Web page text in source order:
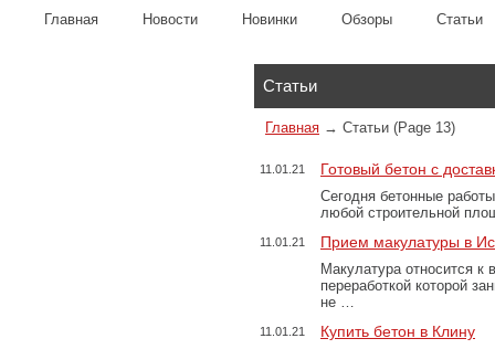
Главная Новости Новинки Обзоры Cтатьи
Статьи
Главная → Статьи (Page 13)
11.01.21 Готовый бетон с
Сегодня бетонные
любой строительной
11.01.21 Прием макулатуры в
Макулатура относится
переработкой которой
не …
11.01.21 Купить бетон в Клину